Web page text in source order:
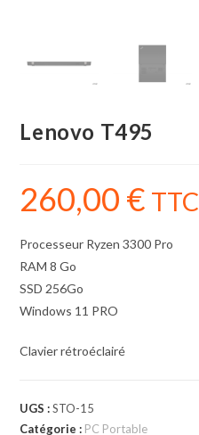
Lenovo T495
260,00 € TTC
Processeur Ryzen 3300 Pro
RAM 8 Go
SSD 256Go
Windows 11 PRO
Clavier rétroéclairé
UGS :STO-15
Catégorie : PC Portable